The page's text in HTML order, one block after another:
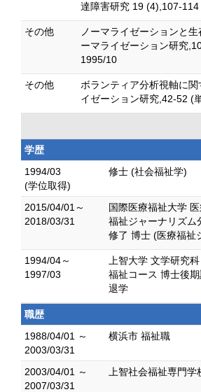
達障害研究 19 (4),107-
その他
ノーマライゼーションと
ーマライゼーション研究
1995/10
その他
ボランティア分析視軸に
イゼーション研究,42-52 (
学歴
1994/03
(学位取得)
修士 (社会福祉学)
2015/04/01～
2018/03/31
国際医療福祉大学
福祉ジャーナリズム
修了 博士 (医療福祉
1994/04～
1997/03
上智大学 文学研究
福祉コース 博士後
退学
職歴
1988/04/01 ～
2003/03/31
横浜市 福祉職
2003/04/01 ～
2007/03/31
上智社会福祉専門学